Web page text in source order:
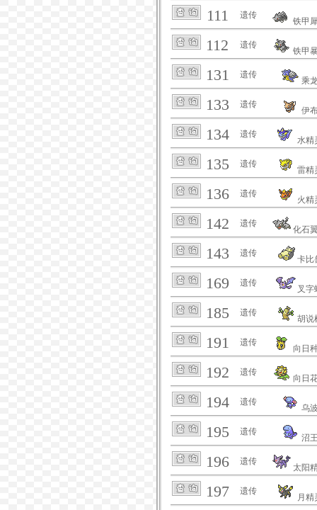
111 遗传
铁甲
112 遗传
铁甲
131 遗传
乘
133 遗传
伊
134 遗传
水精
135 遗传
雷精
136 遗传
火精
142 遗传
化石
143 遗传
卡比
169 遗传
叉字
185 遗传
胡说
191 遗传
向日
192 遗传
向日
194 遗传
乌
195 遗传
沼
196 遗传
太阳
197 遗传
月精